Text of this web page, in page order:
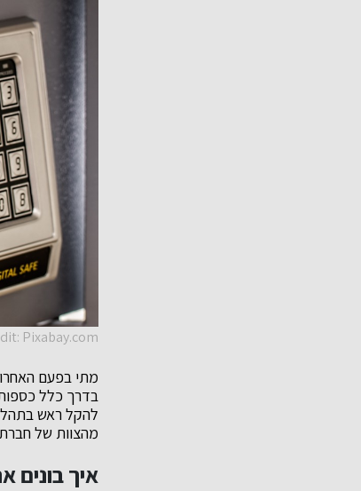
Pixabay.com
מתי בפעם
בדרך כלל
להקל ראש
מהצוות של
איך בונים